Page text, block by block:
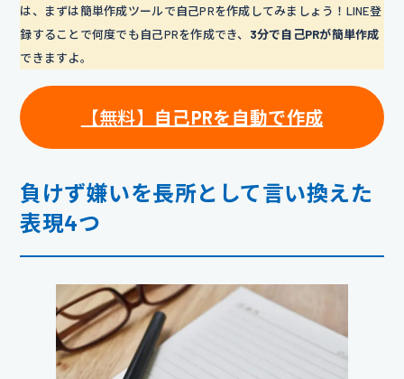
は、まずは簡単作成ツールで自己PRを作成してみましょう！LINE登
録することで何度でも自己PRを作成でき、 3分で自己PRが簡単作成
できますよ。
【無料】 自己PRを自動で作成
負けず嫌いを長所として言い換えた
表現4つ